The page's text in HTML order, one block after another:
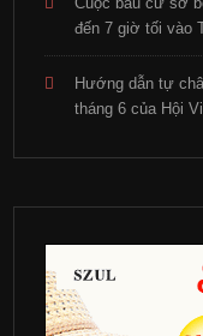
đến 7 giờ tối vào
Hướng dẫn tự
tháng 6 của Hội